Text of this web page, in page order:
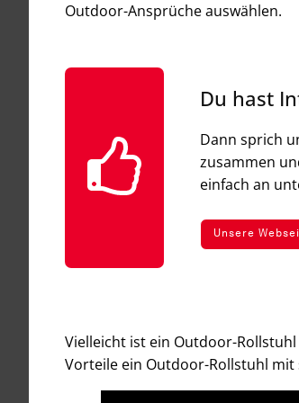
Outdoor-Ansprüche auswählen.
Du hast
Dann sprich
zusammen
einfach an
Unsere
Vielleicht ist ein Outdoor-
Vorteile ein Outdoor-Rollstuhl mit